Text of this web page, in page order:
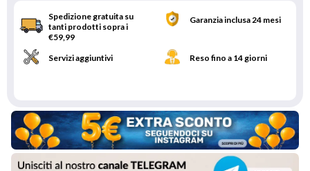
Spedizione gratuita su
tanti prodotti sopra i
€59,99
Garanzia inclusa 24 mesi
Servizi aggiuntivi Reso fino a 14 giorni